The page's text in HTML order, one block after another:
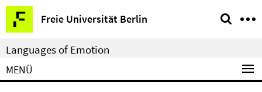
Springe
direkt
zu
Inhalt
Freie Universität Berlin
Service-
Navigation
Languages of Emotion
MENÜ